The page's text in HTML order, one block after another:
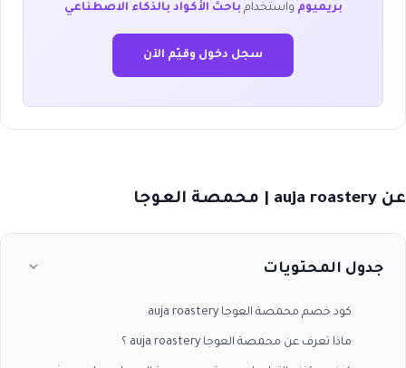
بريميوم واستخدام باحث الأكواد بالذكاء الاصطناعي
سجل دخول وقيّم الآن
عن auja roastery | محمصة العوجا
جدول المحتويات
كود خصم محمصة العوجا auja roastery
ماذا تعرف عن محمصة العوجا auja roastery ؟